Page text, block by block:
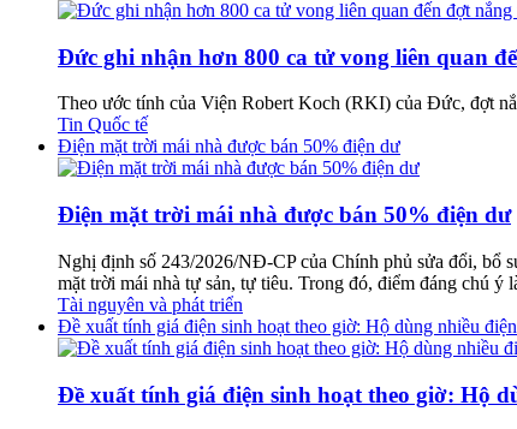
Đức ghi nhận hơn 800 ca tử vong liên quan
Theo ước tính của Viện Robert Koch (RKI) của Đức, đợt
Tin Quốc tế
Điện mặt trời mái nhà được bán 50% điện dư
Điện mặt trời mái nhà được bán 50% điện dư
Nghị định số 243/2026/NĐ-CP của Chính phủ sửa đổi, bổ
mặt trời mái nhà tự sản, tự tiêu. Trong đó, điểm đáng chú
Tài nguyên và phát triển
Đề xuất tính giá điện sinh hoạt theo giờ: Hộ dùng nhiều
Đề xuất tính giá điện sinh hoạt theo giờ: Hộ